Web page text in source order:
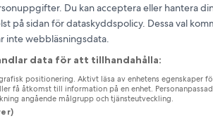
Du kan acceptera eller hantera
på sidan för dataskyddspolicy. Dessa val
inte webbläsningsdata.
data för att tillhandahålla:
positionering. Aktivt läsa av enhetens egenskaper
få åtkomst till information på en enhet. Personanpassad
angående målgrupp och tjänsteutveckling.